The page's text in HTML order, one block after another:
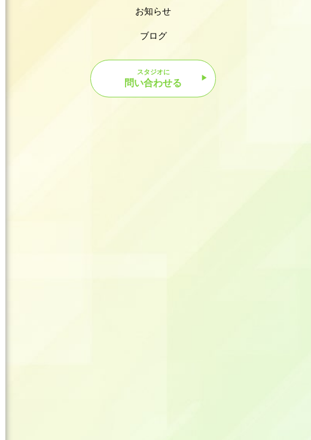
お知らせ
ブログ
スタジオに
問い合わせる